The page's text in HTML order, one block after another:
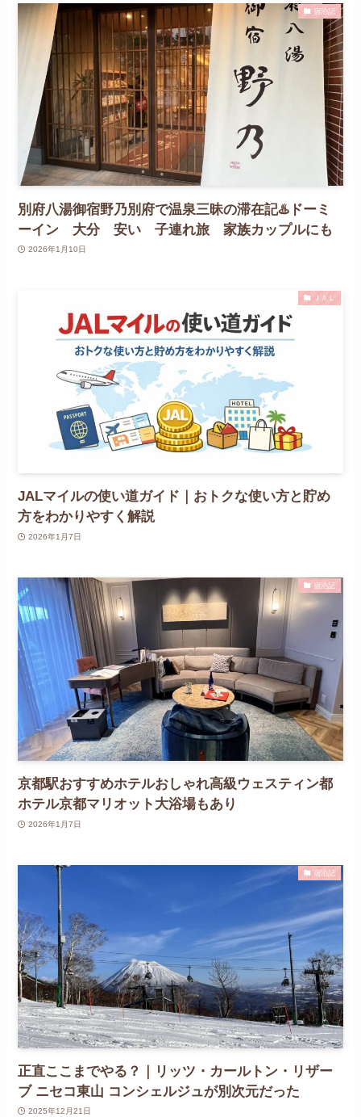
宿泊記
別府八湯御宿野乃別府で温泉三昧の滞在記♨️ドーミ
ーイン 大分 安い 子連れ旅 家族カップルにも
2026年1月10日
ＪＡＬ
JALマイルの使い道ガイド｜おトクな使い方と貯め
方をわかりやすく解説
2026年1月7日
宿泊記
京都駅おすすめホテルおしゃれ高級ウェスティン都
ホテル京都マリオット大浴場もあり
2026年1月7日
宿泊記
正直ここまでやる？｜リッツ・カールトン・リザー
ブ ニセコ東山 コンシェルジュが別次元だった
2025年12月21日